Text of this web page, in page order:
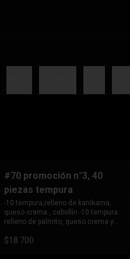
#70 promoción n°3, 40
piezas tempura
-10 tempura,relleno de kanikama,
queso crema , cebollín -10 tempura
relleno de palmito, queso crema y
pollo teriyaki ,queso crema y
$18.700